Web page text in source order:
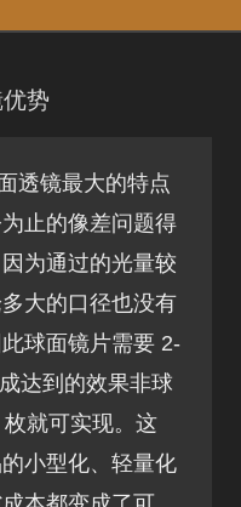
势
透镜最大的特点
止的像差问题得
为通过的光量较
大的口径也没有
球面镜片需要 2-
达到的效果非球
就可实现。这
小型化、轻量化